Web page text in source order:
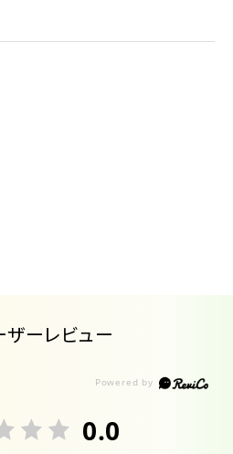
ザーレビュー
0.0